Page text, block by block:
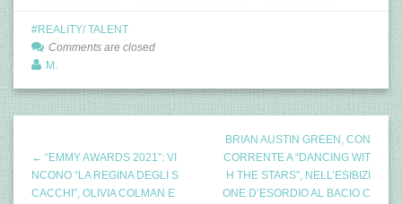
REALITY/ TALENT
Comments are closed
M.
← “EMMY AWARDS 2021”: VI
NCONO “LA REGINA DEGLI S
CACCHI”, OLIVIA COLMAN E
BRIAN AUSTIN GREEN, CON
CORRENTE A “DANCING WIT
H THE STARS”, NELL’ESIBIZI
ONE D’ESORDIO AL BACIO C